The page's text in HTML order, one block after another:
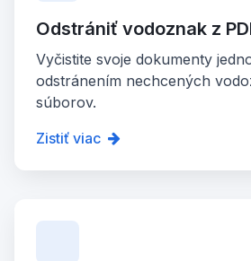
Odstrániť vodoznak z
Vyčistite svoje dokumenty
odstránením nechcených
súborov.
Zistiť viac